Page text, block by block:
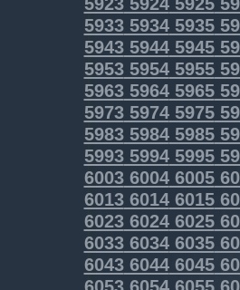
593359345935
594359445945
595359545955
596359645965
597359745975
598359845985
599359945995
600360046005
601360146015
602360246025
603360346035
604360446045